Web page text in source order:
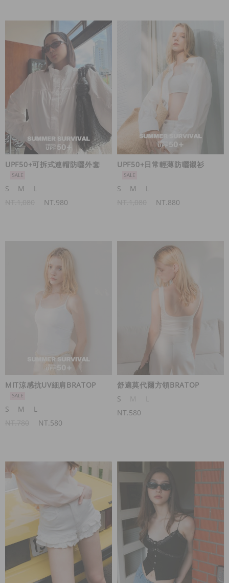
UPF50+可拆式連帽防曬外套
S M
L
NT.980
UPF50+日常輕薄防曬襯衫
S M
L
NT.880
MIT涼感抗UV細肩BRATOP
S M
L
NT.580
舒適莫代爾方領BRATOP
S
NT.580